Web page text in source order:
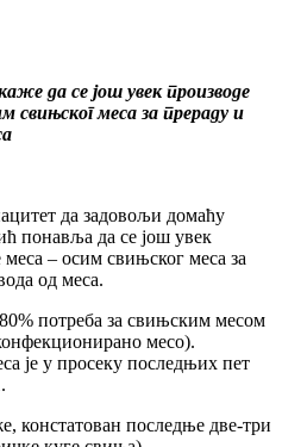
да се још увек производе
свињског меса за прераду и
да задовољи домаћу
понавља да се још увек
– осим свињског меса за
од меса.
потреба за свињским месом
месо).
је у просеку последњих пет
констатован последње две-три